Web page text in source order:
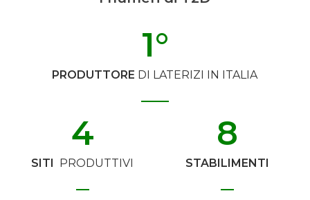
PRODUTTORE DI LATERIZI IN ITALIA
1°
SITI PRODUTTIVI
4
STABILIMENTI
8